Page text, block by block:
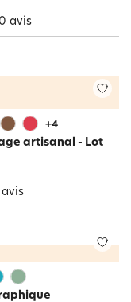
avis
+4
artisanal - Lot
avis